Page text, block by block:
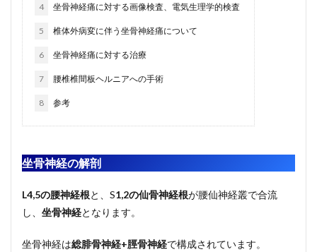
4 坐骨神経痛に対する画像検査、電気生理学的検査
5 椎体外病変に伴う坐骨神経痛について
6 坐骨神経痛に対する治療
7 腰椎椎間板ヘルニアへの手術
8 参考
坐骨神経の解剖
L4,5の腰神経根と、S1,2の仙骨神経根が腰仙神経叢で合流
し、 坐骨神経となります。
坐骨神経は総腓骨神経+脛骨神経で構成されています。